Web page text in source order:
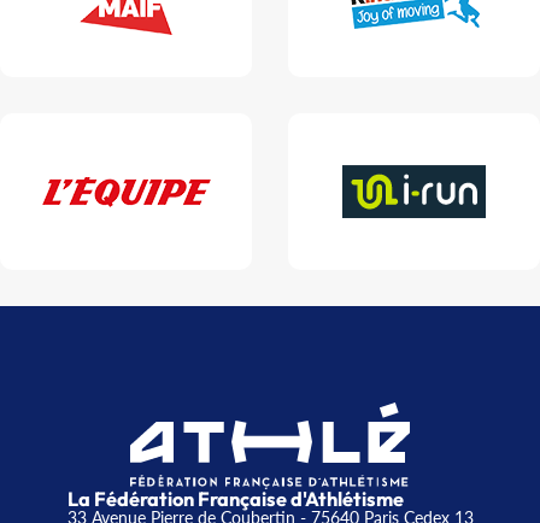
La Fédération Française d'Athlétisme
33 Avenue Pierre de Coubertin - 75640 Paris Cedex 13